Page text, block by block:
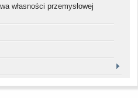
własności przemysłowej